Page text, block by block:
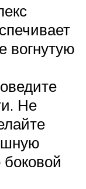
вогнутую
Не